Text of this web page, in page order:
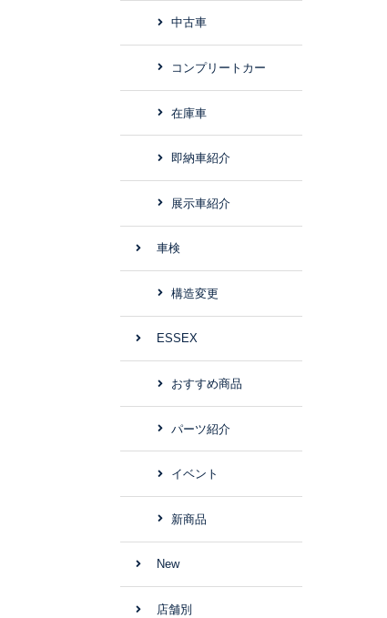
中古車
コンプリートカー
在庫車
即納車紹介
展示車紹介
車検
構造変更
ESSEX
おすすめ商品
パーツ紹介
イベント
新商品
New
店舗別